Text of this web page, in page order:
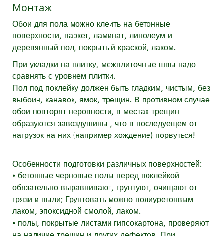
Монтаж
Обои для пола можно клеить на бетонные
поверхности, паркет, ламинат, линолеум и
деревянный пол, покрытый краской, лаком.
При укладки на плитку, межплиточные швы надо
сравнять с уровнем плитки.
Пол под поклейку должен быть гладким, чистым, без
выбоин, канавок, ямок, трещин. В противном случае
обои повторят неровности, в местах трещин
образуются завоздушины , что в последуещем от
нагрузок на них (например хождение) порвуться!
Особенности подготовки различных поверхностей:
⦁ бетонные черновые полы перед поклейкой
обязательно выравнивают, грунтуют, очищают от
грязи и пыли; Грунтовать можно полиуретонвым
лаком, эпоксидной смолой, лаком.
⦁ полы, покрытые листами гипсокартона, проверяют